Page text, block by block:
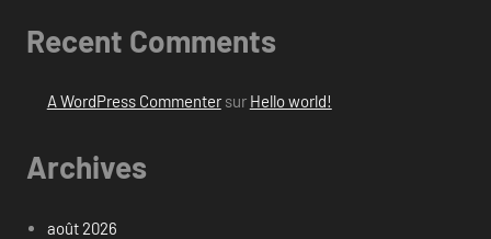
Recent Comments
A WordPress Commentersur Hello world!
Archives
août 2026